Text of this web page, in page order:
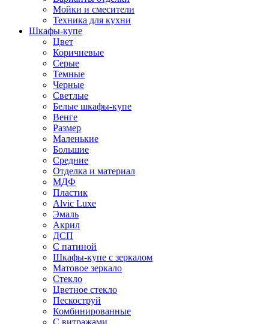
Мойки и смесители
Техника для кухни
Шкафы-купе
Цвет
Коричневые
Серые
Темные
Черные
Светлые
Белые шкафы-купе
Венге
Размер
Маленькие
Большие
Средние
Отделка и материал
МДФ
Пластик
Alvic Luxe
Эмаль
Акрил
ДСП
С патиной
Шкафы-купе с зеркалом
Матовое зеркало
Стекло
Цветное стекло
Пескоструй
Комбинированные
С витражами